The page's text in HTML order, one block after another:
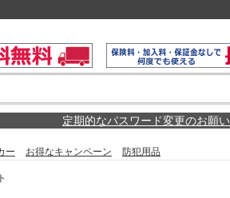
定期的なパスワード変更のお願い
ー お得なキャンペーン 防犯用品